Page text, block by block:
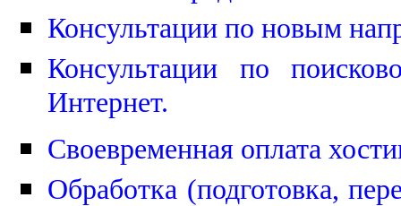
Консультации по новым
Консультации по
Интернет.
Своевременная оплата
Обработка (подготовка,